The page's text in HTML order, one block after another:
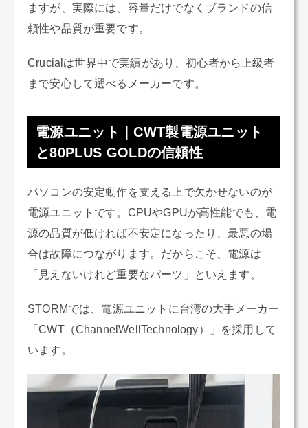
ますが、実際には、容量だけでなくブランドの信
頼性や品質が重要です。
Crucialは世界中で実績があり、初心者から上級者
まで安心して選べるメーカーです。
電源ユニット｜CWT製電源ユニット
と80PLUS GOLDの信頼性
パソコンの安定動作を支える上で欠かせないのが
電源ユニットです。CPUやGPUが高性能でも、電
源の品質が低ければ不安定になったり、最悪の場
合は故障につながります。だからこそ、電源は
「見えないけれど重要なパーツ」といえます。
STORMでは、電源ユニットに台湾の大手メーカー
「CWT（ChannelWellTechnology）」を採用して
います。